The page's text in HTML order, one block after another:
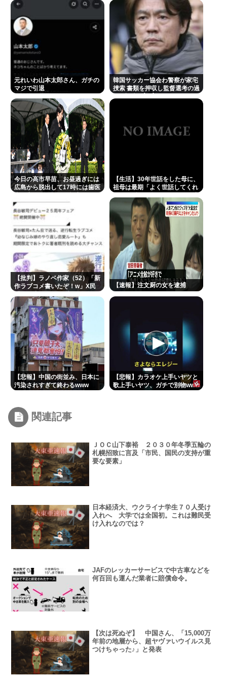
元れいわ山本太郎さん、ガチの
マジで引退
韓国サッカー協会わ警察が家宅
捜索 書類を押収し監督選考の過
今日の高市早苗、お昼過ぎには
広島から脱出して17時には歯医
【生活】30年世話をした母に、
祖母は最期「よく世話してくれ
念だよ」と言って死んだ
【批判】ラノベ作家（52）「新
作ラブコメ書いたぞ！w」X民
恥ずかしくないの？」←やめた
れwと話題に
【速報】注文厨の女を逮捕
【悲報】中国の街並み、日本に
汚染されすぎて終わるwww
【悲報】カラオケ上手いヤツと
歌上手いヤツ、ガチで別物www
関連記事
ＪＯＣ山下泰裕 ２０３０年冬季五輪の
札幌招致に言及「市民、国民の支持が重
要な要素」
日本経済大、ウクライナ学生７０人受け
入れへ 大学では全国初。これは難民受
け入れなのでは？
JAFのレッカーサービスで中古車などを
何百回も運んだ業者に賠償命令。
【次は死ぬぞ】 中国さん、「15,000万
年前の地層から、超ヤヴァいウイルス見
つけちゃった♪」と発表